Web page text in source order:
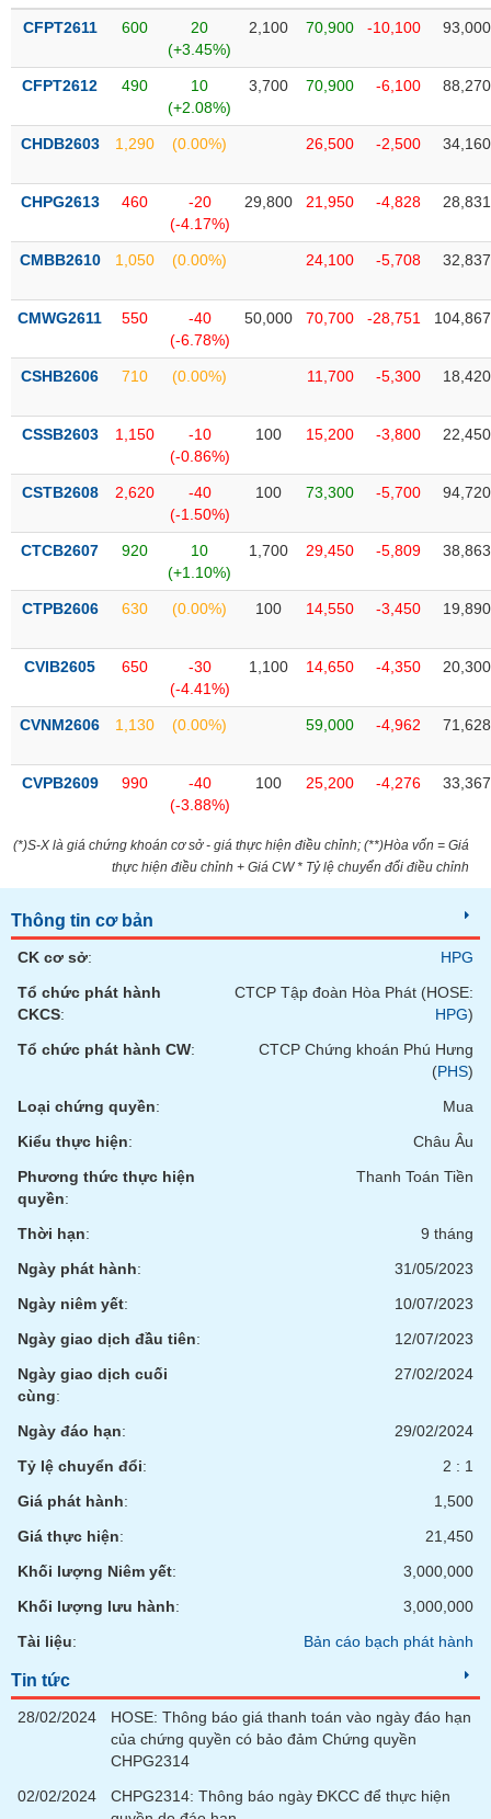
CFPT2611 600
20
(+3.45%)
2,100 70,900 -10,100 93,000
CFPT2612 490
10
(+2.08%)
3,700 70,900 -6,100 88,270
CHDB2603 1,290 (0.00%) 26,500 -2,500 34,160
CHPG2613 460
-20
(-4.17%)
29,800 21,950 -4,828 28,831
CMBB2610 1,050 (0.00%) 24,100 -5,708 32,837
CMWG2611 550
-40
(-6.78%)
50,000 70,700 -28,751 104,867
CSHB2606 710 (0.00%) 11,700 -5,300 18,420
CSSB2603 1,150
-10
(-0.86%)
100 15,200 -3,800 22,450
CSTB2608 2,620
-40
(-1.50%)
100 73,300 -5,700 94,720
CTCB2607 920
10
(+1.10%)
1,700 29,450 -5,809 38,863
CTPB2606 630 (0.00%) 100 14,550 -3,450 19,890
CVIB2605 650
-30
(-4.41%)
1,100 14,650 -4,350 20,300
CVNM2606 1,130 (0.00%) 59,000 -4,962 71,628
CVPB2609 990
-40
(-3.88%)
100 25,200 -4,276 33,367
(*)S-X là giá chứng khoán cơ sở - giá thực hiện điều chỉnh; (**)Hòa vốn = Giá
thực hiện điều chỉnh + Giá CW * Tỷ lệ chuyển đổi điều chỉnh
Thông tin cơ bản
CK cơ sở:
HPG
Tổ chức phát hành
CKCS:
CTCP Tập đoàn Hòa Phát (HOSE:
HPG)
Tổ chức phát hành CW:
CTCP Chứng khoán Phú Hưng
(PHS)
Loại chứng quyền:
Mua
Kiểu thực hiện:
Châu Âu
Phương thức thực hiện
quyền:
Thanh Toán Tiền
Thời hạn:
9 tháng
Ngày phát hành:
31/05/2023
Ngày niêm yết:
10/07/2023
Ngày giao dịch đầu tiên:
12/07/2023
Ngày giao dịch cuối
cùng:
27/02/2024
Ngày đáo hạn:
29/02/2024
Tỷ lệ chuyển đổi:
2 : 1
Giá phát hành:
1,500
Giá thực hiện:
21,450
Khối lượng Niêm yết:
3,000,000
Khối lượng lưu hành:
3,000,000
Tài liệu: Bản cáo bạch phát hành
Tin tức
28/02/2024
HOSE: Thông báo giá thanh toán vào ngày đáo hạn
của chứng quyền có bảo đảm Chứng quyền
CHPG2314
02/02/2024
CHPG2314: Thông báo ngày ĐKCC để thực hiện
CÔNG
THÔNG
DỊCH
TRUYỀN
ÍCH
ĐỘNG
chứng
khoán
Tất cả Cổ phiếu Chỉ số Chứng chỉ quỹ Chứng
đạo
(-)
Tin
tức
Bài
của
tác
(-)
Báo
phân
(-)
Thuật
ngữ
(-)
Dịch
vụ
(-)
Đào
tạo
tài